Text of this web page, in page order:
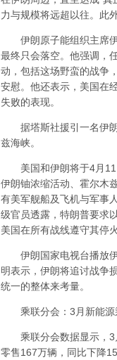
力与规模将远超以往。此
伊朗原子能组织主席伊
最终只会落空。他强调，
动，包括这场野蛮的战争
安慰。他还表示，美国在
失败的表现。
据塔斯社援引一名伊朗
兹海峡。
美国和伊朗将于4月11
伊朗铀浓缩活动、霍尔木
有美军舰船及飞机与军事
级官员透露，特朗普要求
美国在所有战线遵守其停
伊朗国家电视台播放伊
明表示，伊朗将追讨战争
统一的整体来考量。
乘联分会：3月新能源
乘联分会数据显示，3
零售167万辆，同比下降